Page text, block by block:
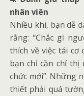
nhân viên
Nhiều khi, bạn dễ
rằng: “Chắc gì
thích về việc tái cơ
bạn chỉ cần chỉ
chức mới”. Những
thiết phải quá